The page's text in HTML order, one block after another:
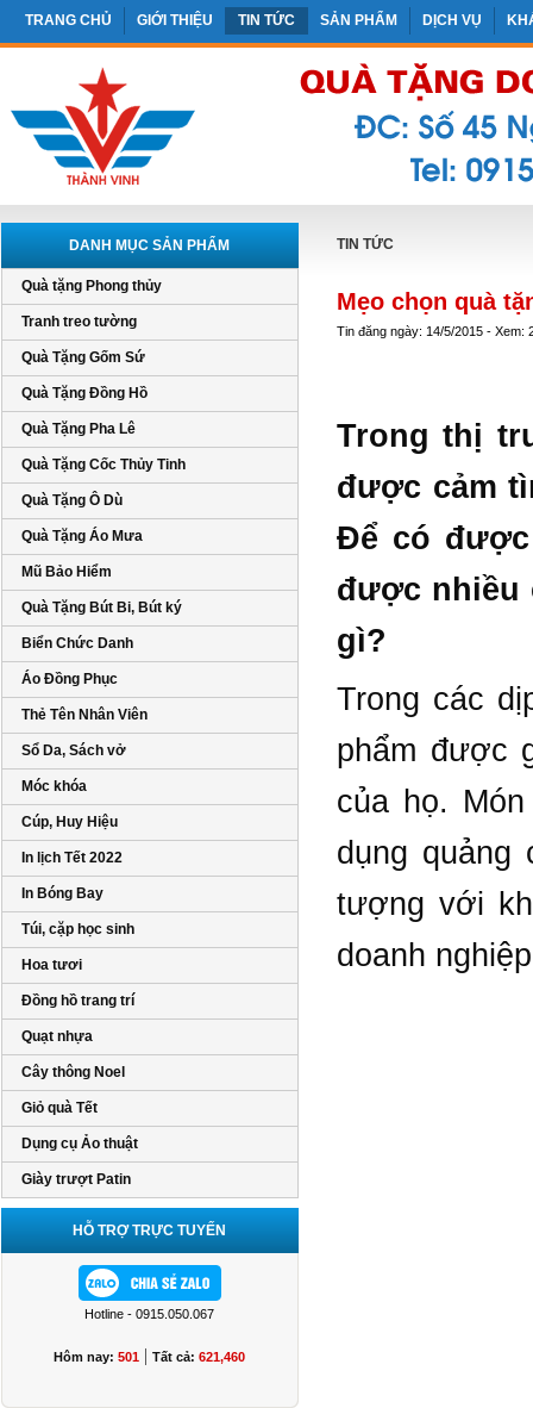
TRANG CHỦ GIỚI THIỆU TIN TỨC SẢN PHẨM DỊCH VỤ
DANH MỤC SẢN PHẨM
Quà tặng Phong thủy
Tranh treo tường
Quà Tặng Gốm Sứ
Quà Tặng Đồng Hồ
Quà Tặng Pha Lê
Quà Tặng Cốc Thủy Tinh
Quà Tặng Ô Dù
Quà Tặng Áo Mưa
Mũ Bảo Hiểm
Quà Tặng Bút Bi, Bút ký
Biển Chức Danh
Áo Đồng Phục
Thẻ Tên Nhân Viên
Sổ Da, Sách vở
Móc khóa
Cúp, Huy Hiệu
In lịch Tết 2022
In Bóng Bay
Túi, cặp học sinh
Hoa tươi
Đồng hồ trang trí
Quạt nhựa
Cây thông Noel
Giỏ quà Tết
Dụng cụ Ảo thuật
Giày trượt Patin
HỖ TRỢ TRỰC TUYẾN
Hotline - 0915.050.067
Hôm nay: 501 | Tất cả: 621,460
TIN TỨC
Mẹo chọn quà
Tin đăng ngày: 14/5/2015 - Xem:
Trong thị
được cảm
Để có
được nhiều
gì?
Trong các
phẩm được
của họ.
dụng quảng
tượng với
doanh